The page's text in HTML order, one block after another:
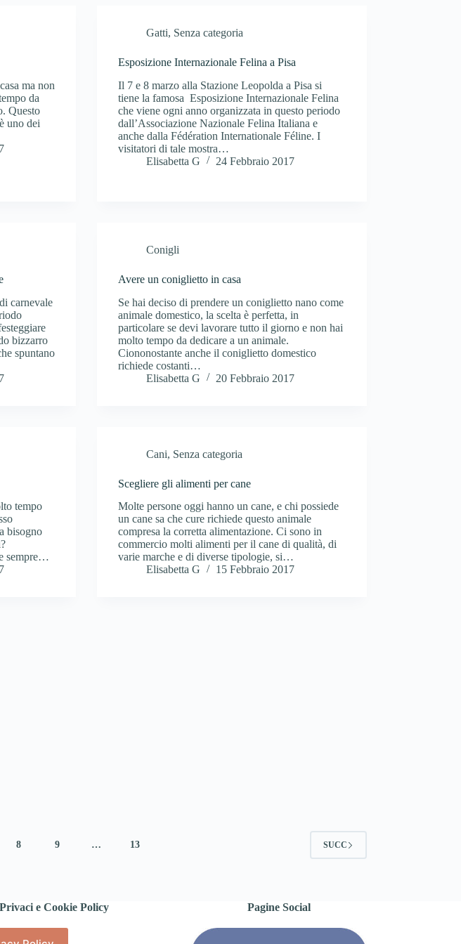
ma non
da
Questo
uno dei
Gatti, Senza categoria
Esposizione Internazionale Felina a Pisa
Il 7 e 8 marzo alla Stazione Leopolda a Pisa si
tiene la famosa Esposizione Internazionale Felina
che viene ogni anno organizzata in questo periodo
dall’Associazione Nazionale Felina Italiana e
anche dalla Fédération Internationale Féline. I
visitatori di tale mostra…
Elisabetta G
24 Febbraio 2017
carnevale
bizzarro
spuntano
Conigli
Avere un coniglietto in casa
Se hai deciso di prendere un coniglietto nano come
animale domestico, la scelta è perfetta, in
particolare se devi lavorare tutto il giorno e non hai
molto tempo da dedicare a un animale.
Ciononostante anche il coniglietto domestico
richiede costanti…
Elisabetta G
20 Febbraio 2017
tempo
bisogno
sempre…
Cani, Senza categoria
Scegliere gli alimenti per cane
Molte persone oggi hanno un cane, e chi possiede
un cane sa che cure richiede questo animale
compresa la corretta alimentazione. Ci sono in
commercio molti alimenti per il cane di qualità, di
varie marche e di diverse tipologie, si…
Elisabetta G
15 Febbraio 2017
8 9 … 13 SUCC
Privaci e Cookie Policy Pagine Social